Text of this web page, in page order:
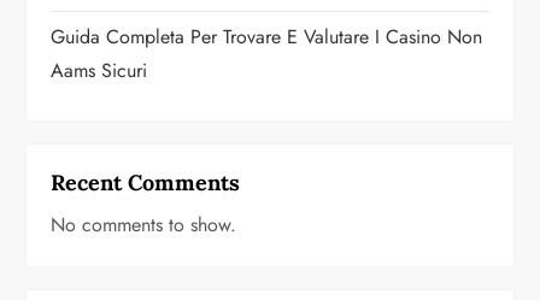
Guida Completa Per Trovare E Valutare I Casino Non
Aams Sicuri
Recent Comments
No comments to show.